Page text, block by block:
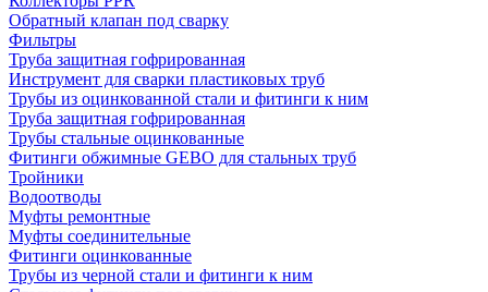
Обратный клапан под сварку
Фильтры
Труба защитная гофрированная
Инструмент для сварки пластиковых труб
Трубы из оцинкованной стали и фитинги к ним
Труба защитная гофрированная
Трубы стальные оцинкованные
Фитинги обжимные GEBO для стальных труб
Тройники
Водоотводы
Муфты ремонтные
Муфты соединительные
Фитинги оцинкованные
Трубы из черной стали и фитинги к ним